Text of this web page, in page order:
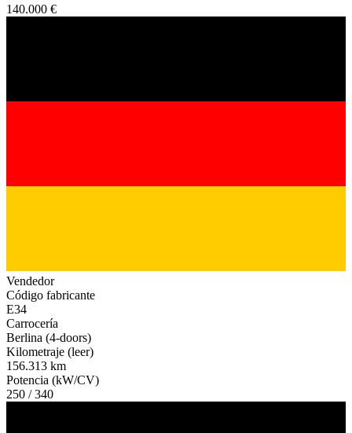
140.000 €
Vendedor
Código fabricante
E34
Carrocería
Berlina (4-doors)
Kilometraje (leer)
156.313 km
Potencia (kW/CV)
250 / 340